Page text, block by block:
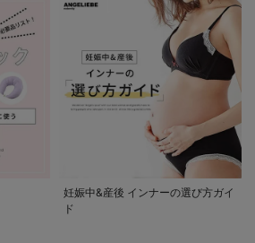
妊娠中&産後 インナーの選び方ガイ
ド